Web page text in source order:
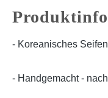
- Koreanisches
- Handgemacht -